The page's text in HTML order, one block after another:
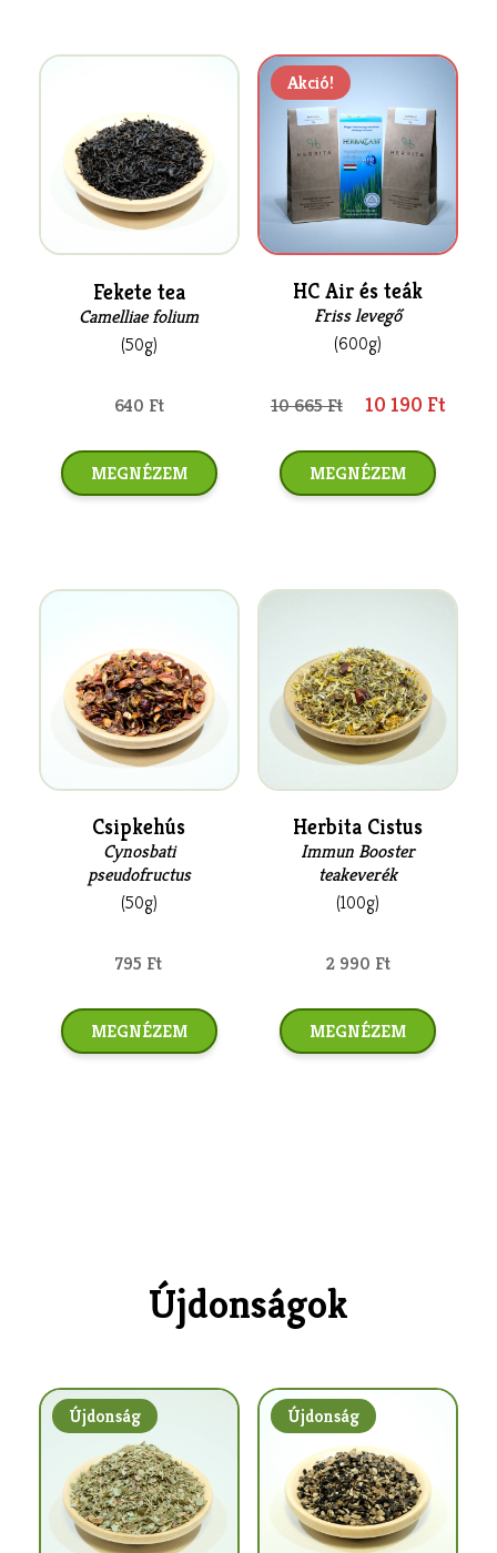
Fekete tea
Camelliae folium
(50g)
640 Ft
MEGNÉZEM
Akció!
HC Air és teák
Friss levegő
(600g)
10 665 Ft 10 190 Ft
MEGNÉZEM
Csipkehús
Cynosbati
pseudofructus
(50g)
795 Ft
MEGNÉZEM
Herbita Cistus
Immun Booster
teakeverék
(100g)
2 990 Ft
MEGNÉZEM
Újdonságok
Újdonság Újdonság